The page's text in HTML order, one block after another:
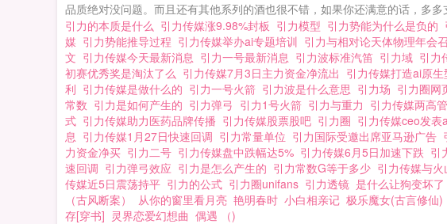
品质绝对没问题。而且还有其他系列的酒也很不错，如果你还满意的话，多多
引力的本质是什么 引力传媒涨9.98%封板 引力模型 引力势能为什么是负的
媒 引力势能推导过程 引力传媒举办ai专题培训 引力与相对论天体物理年会
文 引力传媒今天最新消息 引力一号最新消息 引力波标准汽笛 引力域 引力
初赛优秀奖是淘汰了么 引力传媒7月3日主力资金净流出 引力传媒打造ai原生
利 引力传媒是做什么的 引力一号火箭 引力波是什么意思 引力场 引力圈网
常数 引力是如何产生的 引力弹弓 引力1号火箭 引力与重力 引力传媒两高
式 引力传媒助力医药品牌传播 引力传媒股票股吧 引力圈 引力传媒ceo发表
息 引力传媒1月27日快速回调 引力常量单位 引力国际受邀出席亚马逊广告
力资金净买 引力二号 引力传媒盘中跌幅达5% 引力传媒6月5日加速下跌 引
速回调 引力弹弓效应 引力是怎么产生的 引力常数G等于多少 引力传媒与
传媒近5日震荡持平 引力的公式 引力圈unifans 引力透镜 是什么让狗变坏了
（古风断案）
从你的窗里看月亮 艳明春时 小白相亲记 极乐魔女(古言修仙)
存[穿书] 灵界恋爱幻想曲 偶遇 （)